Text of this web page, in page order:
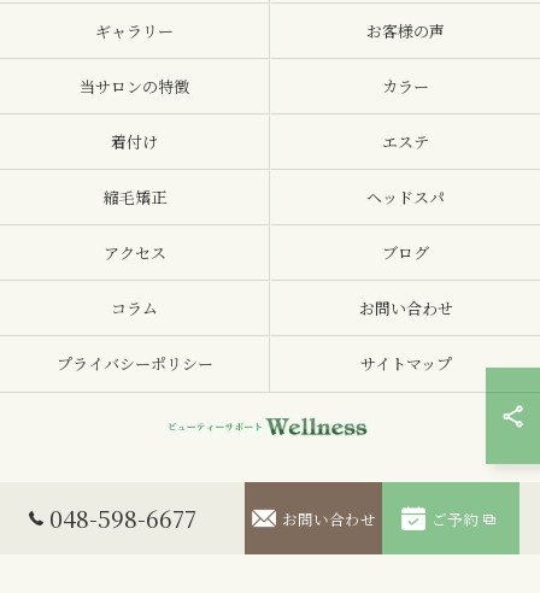
048-598-6677 お問い合わせ ご予約
ギャラリー お客様の声
当サロンの特徴 カラー
着付け エステ
縮毛矯正 ヘッドスパ
アクセス ブログ
コラム お問い合わせ
プライバシーポリシー サイトマップ
© 2026 埼玉県鴻巣の美容室ならビューティーサポートWellness ALL RIGHTS
RESERVED.